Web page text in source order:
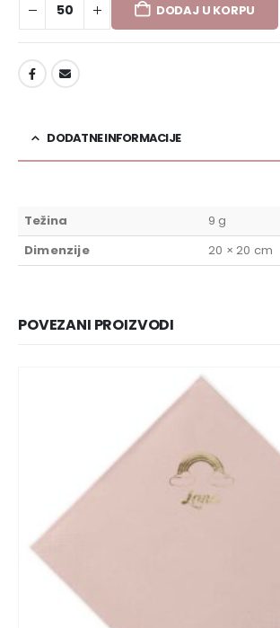
DODAJ U KORPU
DODATNE INFORMACIJE
Težina
9 g
Dimenzije
20 × 20 cm
POVEZANI PROIZVODI